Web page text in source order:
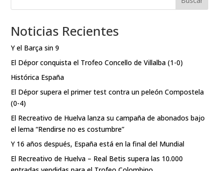
Noticias Recientes
Y el Barça sin 9
El Dépor conquista el Trofeo Concello de Villalba (1-0)
Histórica España
El Dépor supera el primer test contra un peleón Compostela
(0-4)
El Recreativo de Huelva lanza su campaña de abonados bajo
el lema “Rendirse no es costumbre”
Y 16 años después, España está en la final del Mundial
El Recreativo de Huelva – Real Betis supera las 10.000